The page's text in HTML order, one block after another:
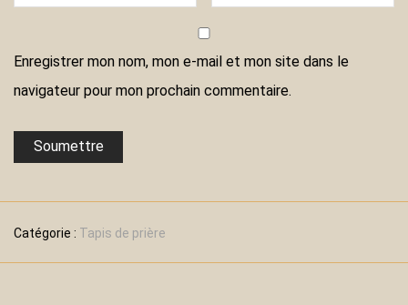
Enregistrer mon nom, mon e-mail et mon site dans le
navigateur pour mon prochain commentaire.
Catégorie : Tapis de prière